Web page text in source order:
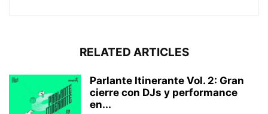
RELATED ARTICLES
Parlante Itinerante Vol. 2: Gran
cierre con DJs y performance
en...